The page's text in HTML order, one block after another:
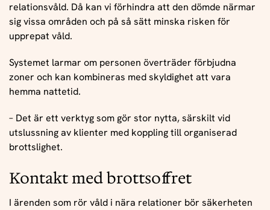
relationsvåld. Då kan vi förhindra att den dömde närmar
sig vissa områden och på så sätt minska risken för
upprepat våld.
Systemet larmar om personen överträder förbjudna
zoner och kan kombineras med skyldighet att vara
hemma nattetid.
– Det är ett verktyg som gör stor nytta, särskilt vid
utslussning av klienter med koppling till organiserad
brottslighet.
Kontakt med brottsoffret
I ärenden som rör våld i nära relationer bör säkerheten